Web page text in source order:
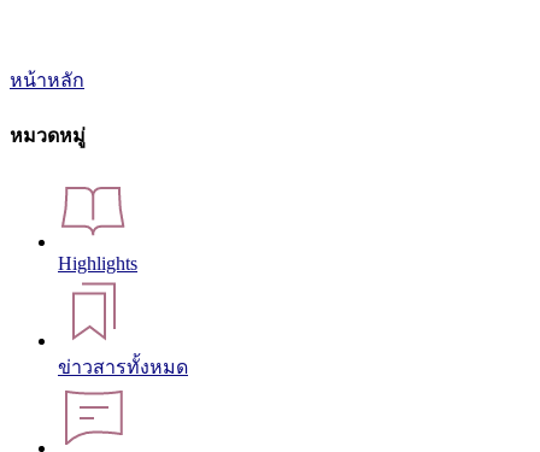
หน้าหลัก
หมวดหมู่
Highlights
ข่าวสารทั้งหมด